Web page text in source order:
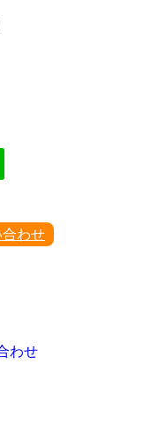
わせ
わせ